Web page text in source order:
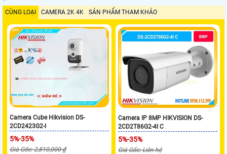
CÙNG LOẠI CAMERA 2K 4K SẢN PHẨM THAM KHẢO
Camera Cube Hikvision DS-
2CD2423G2-I
5%-35%
Giá Gốc: 2,810,000 ₫
Camera IP 8MP HIKVISION DS-
2CD2T86G2-4I C
5%-35%
Giá Gốc: Liên hệ